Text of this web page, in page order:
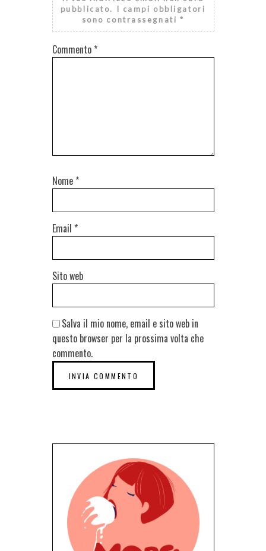
pubblicato.
I campi obbligatori
sono contrassegnati *
Commento *
Nome *
Email *
Sito web
Salva il mio nome, email e sito web in
questo browser per la prossima volta che
commento.